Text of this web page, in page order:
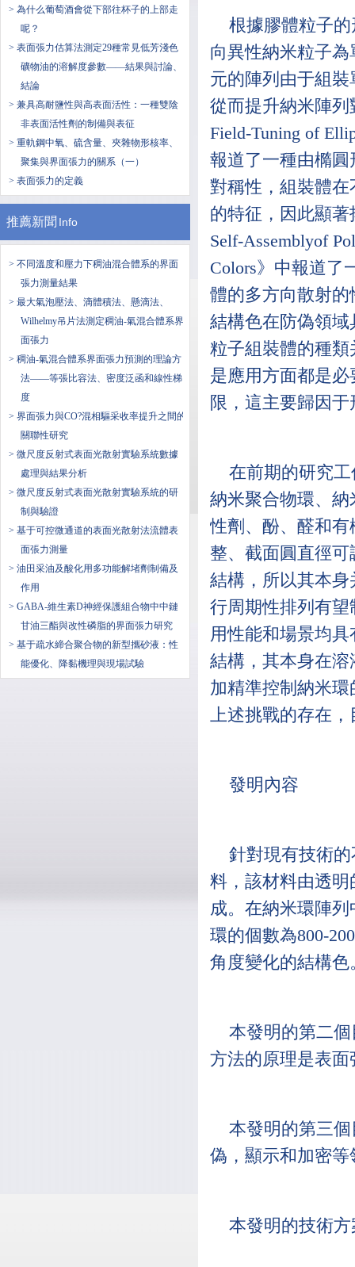
> 為什么葡萄酒會從下部往杯子的上部走
呢？
> 表面張力估算法測定29種常見低芳淺色
礦物油的溶解度參數——結果與討論、
結論
> 兼具高耐鹽性與高表面活性：一種雙陰
非表面活性劑的制備與表征
> 重軌鋼中氧、硫含量、夾雜物形核率、
聚集與界面張力的關系（一）
> 表面張力的定義
推薦新聞 Info
> 不同溫度和壓力下稠油混合體系的界面
張力測量結果
> 最大氣泡壓法、滴體積法、懸滴法、
Wilhelmy吊片法測定稠油-氣混合體系界
面張力
> 稠油-氣混合體系界面張力預測的理論方
法——等張比容法、密度泛函和線性梯
度
> 界面張力與CO?混相驅采收率提升之間的
關聯性研究
> 微尺度反射式表面光散射實驗系統數據
處理與結果分析
> 微尺度反射式表面光散射實驗系統的研
制與驗證
> 基于可控微通道的表面光散射法流體表
面張力測量
> 油田采油及酸化用多功能解堵劑制備及
作用
> GABA-維生素D神經保護組合物中中鏈
甘油三酯與改性磷脂的界面張力研究
> 基于疏水締合聚合物的新型攜砂液：性
能優化、降黏機理與現場試驗
根據膠體粒子
向異性納米粒子
元的陣列由于組
從而提升納米陣列
Field-Tuning of
報道了一種由橢
對稱性，組裝體
的特征，因此顯著
Self-Assemblyof
Colors》中報道了
體的多方向散射
結構色在防偽領
粒子組裝體的種
是應用方面都是
限，這主要歸因
在前期的研究
納米聚合物環、
性劑、酚、醛和
整、截面圓直徑
結構，所以其本
行周期性排列有
用性能和場景均
結構，其本身在
加精準控制納米
上述挑戰的存在
發明內容
針對現有技術
料，該材料由透
成。在納米環陣
環的個數為800-
角度變化的結構色
本發明的第二
方法的原理是表
本發明的第三
偽，顯示和加密
本發明的技術